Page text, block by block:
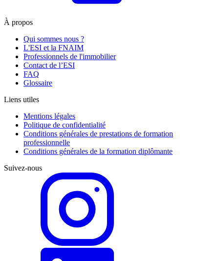
À propos
Qui sommes nous ?
L'ESI et la FNAIM
Professionnels de l'immobilier
Contact de l’ESI
FAQ
Glossaire
Liens utiles
Mentions légales
Politique de confidentialité
Conditions générales de prestations de formation
professionnelle
Conditions générales de la formation diplômante
Suivez-nous